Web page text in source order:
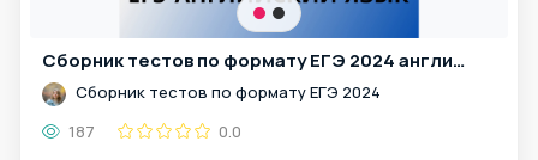
Сборник тестов по формату ЕГЭ 2024 английский язык
Сборник тестов по формату ЕГЭ 2024
187
0.0